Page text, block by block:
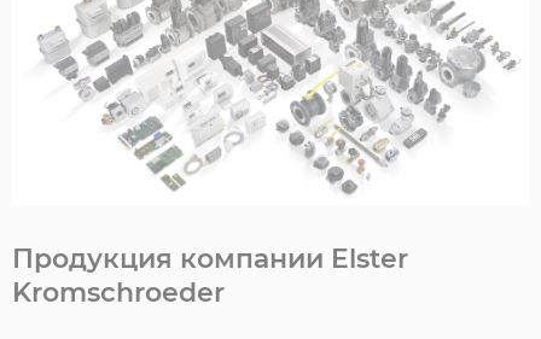
Продукция компании Elster
Kromschroeder